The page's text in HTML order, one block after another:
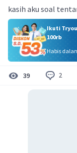
kasih aku soal
Ikuti
100rb
Habis
39 2